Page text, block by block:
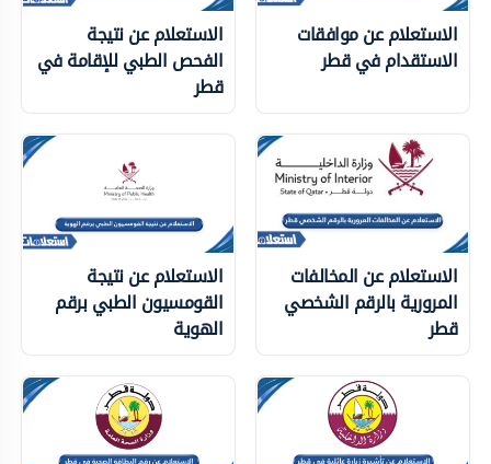
الاستعلام عن موافقات
الاستقدام في قطر
الاستعلام عن نتيجة
الفحص الطبي للإقامة في
قطر
الاستعلام عن المخالفات
المرورية بالرقم الشخصي
قطر
الاستعلام عن نتيجة
القومسيون الطبي برقم
الهوية